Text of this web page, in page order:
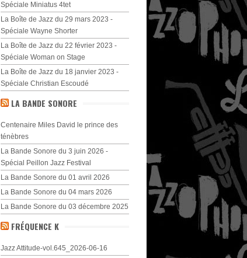
Spéciale Miniatus 4tet
La Boîte de Jazz du 29 mars 2023 -
Spéciale Wayne Shorter
La Boîte de Jazz du 22 février 2023 -
Spéciale Woman on Stage
La Boîte de Jazz du 18 janvier 2023 -
Spéciale Christian Escoudé
LA BANDE SONORE
Centenaire Miles David le prince des
ténèbres
La Bande Sonore du 3 juin 2026 -
Spécial Peillon Jazz Festival
La Bande Sonore du 01 avril 2026
La Bande Sonore du 04 mars 2026
La Bande Sonore du 03 décembre 2025
FRÉQUENCE K
Jazz Attitude-vol.645_2026-06-16